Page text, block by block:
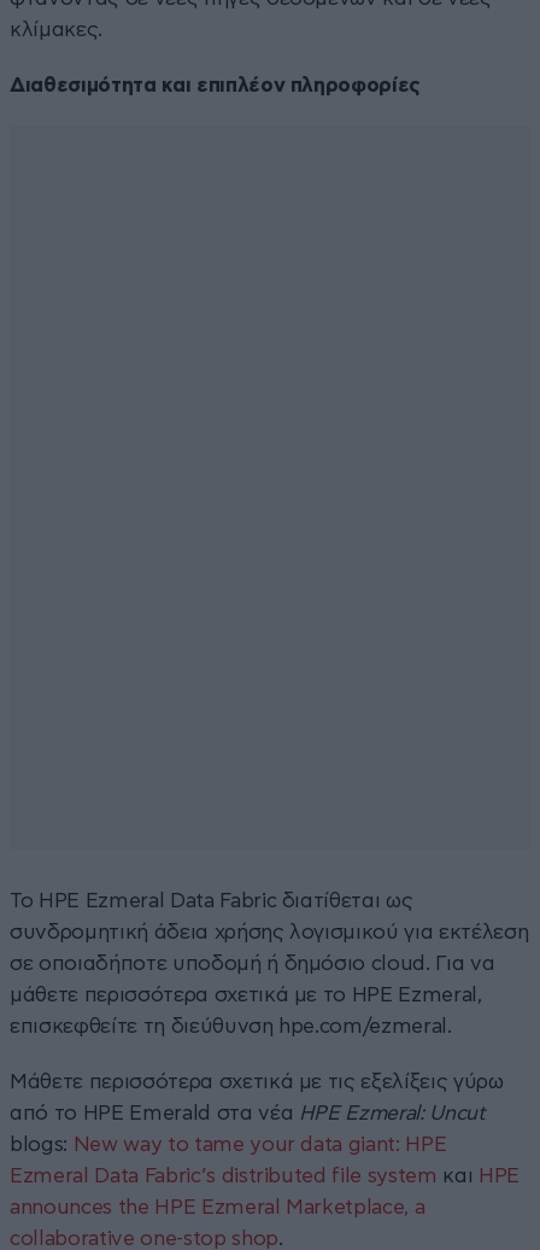
κλίμακες.
Διαθεσιμότητα και επιπλέον πληροφορίες
Το HPE Ezmeral Data Fabric διατίθεται ως
συνδρομητική άδεια χρήσης λογισμικού για εκτέλεση
σε οποιαδήποτε υποδομή ή δημόσιο cloud. Για να
μάθετε περισσότερα σχετικά με το HPE Ezmeral,
επισκεφθείτε τη διεύθυνση hpe.com/ezmeral.
Μάθετε περισσότερα σχετικά με τις εξελίξεις γύρω
από το HPE Emerald στα νέα HPE Ezmeral: Uncut
blogs: New way to tame your data giant: HPE
Ezmeral Data Fabric’s distributed file system και HPE
announces the HPE Ezmeral Marketplace, a
collaborative one-stop shop.